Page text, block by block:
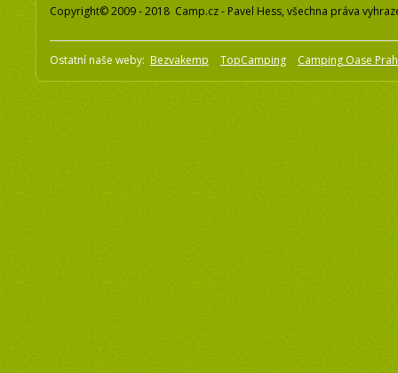
Copyright© 2009 - 2018 Camp.cz - Pavel Hess, všechna práva
Ostatní naše weby: Bezvakemp TopCamping Camping Oase